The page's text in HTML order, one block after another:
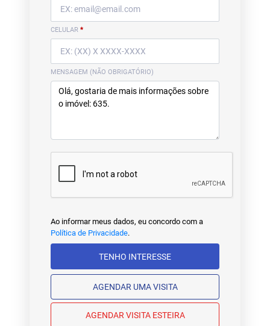
CELULAR *
MENSAGEM (NÃO OBRIGATÓRIO)
Ao informar meus dados, eu concordo com a
Política de Privacidade.
TENHO INTERESSE
AGENDAR UMA VISITA
AGENDAR VISITA ESTEIRA